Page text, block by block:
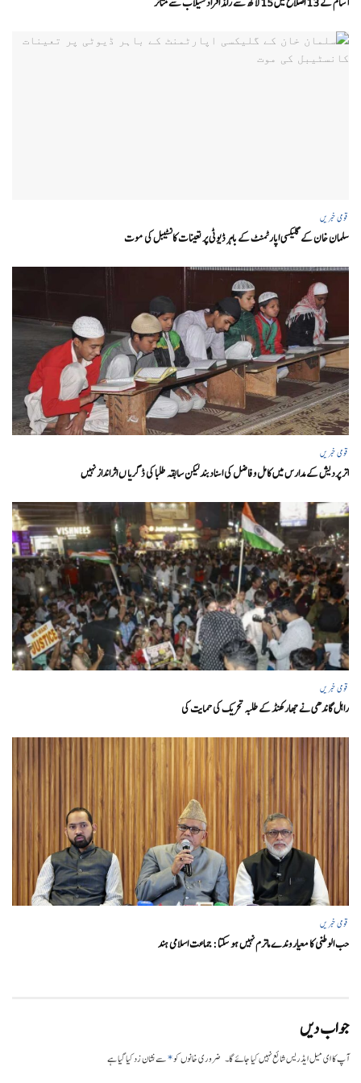
قومی خبریں
سلمان خان کے گلیکسی اپارٹمنٹ کے باہر ڈیوٹی پر تعینات کانسٹیبل کی موت
قومی خبریں
اتر پردیش کےمدارس میں کامل و فاضل کی اسناد بند لیکن سابقہ طلبا کی ڈگریا ں اثرانداز نہیں
قومی خبریں
راہل گاندھی نے جھارکھنڈ کے طلبہ تحریک کی حمایت کی
قومی خبریں
حب الوطنی کا معیار وندے ماترم نہیں ہو سکتا : جماعت اسلامی ہند
جواب دیں
آپ کا ای میل ایڈریس شائع نہیں کیا جائے گا۔ ضروری خانوں کو*سے نشان زد کیا گیا ہے